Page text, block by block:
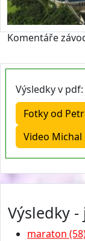
Komentáře
Výsledky v pdf:
Fotky od
Video Michal
Výsledky
maraton